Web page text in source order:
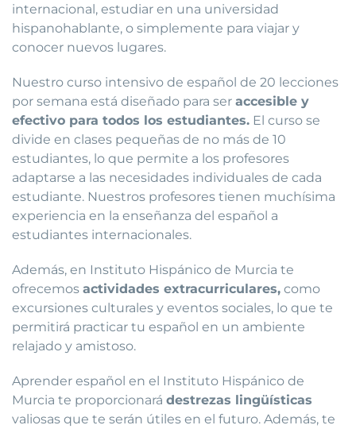
internacional, estudiar en una universidad
hispanohablante, o simplemente para viajar y
conocer nuevos lugares.
Nuestro curso intensivo de español de 20 lecciones
por semana está diseñado para ser accesible y
efectivo para todos los estudiantes. El curso se
divide en clases pequeñas de no más de 10
estudiantes, lo que permite a los profesores
adaptarse a las necesidades individuales de cada
estudiante. Nuestros profesores tienen muchísima
experiencia en la enseñanza del español a
estudiantes internacionales.
Además, en Instituto Hispánico de Murcia te
ofrecemos actividades extracurriculares, como
excursiones culturales y eventos sociales, lo que te
permitirá practicar tu español en un ambiente
relajado y amistoso.
Aprender español en el Instituto Hispánico de
Murcia te proporcionará destrezas lingüísticas
valiosas que te serán útiles en el futuro. Además, te